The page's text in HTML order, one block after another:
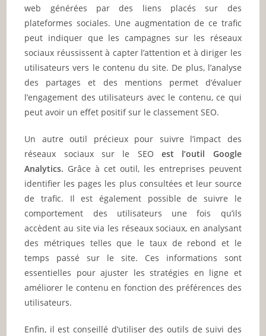
web générées par des liens placés sur des
plateformes sociales. Une augmentation de ce trafic
peut indiquer que les campagnes sur les réseaux
sociaux réussissent à capter l’attention et à diriger les
utilisateurs vers le contenu du site. De plus, l’analyse
des partages et des mentions permet d’évaluer
l’engagement des utilisateurs avec le contenu, ce qui
peut avoir un effet positif sur le classement SEO.
Un autre outil précieux pour suivre l’impact des
réseaux sociaux sur le SEOest l’outil Google
Analytics. Grâce à cet outil, les entreprises peuvent
identifier les pages les plus consultées et leur source
de trafic. Il est également possible de suivre le
comportement des utilisateurs une fois qu’ils
accèdent au site via les réseaux sociaux, en analysant
des métriques telles que le taux de rebond et le
temps passé sur le site. Ces informations sont
essentielles pour ajuster les stratégies en ligne et
améliorer le contenu en fonction des préférences des
utilisateurs.
Enfin, il est conseillé d’utiliser des outils de suivi des